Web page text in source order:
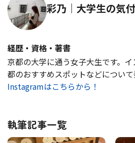
彩乃｜大学生の気
経歴・資格・著書
京都の大学に通う女子大生です。
都のおすすめスポットなどについて
Instagramはこちらから！
執筆記事一覧